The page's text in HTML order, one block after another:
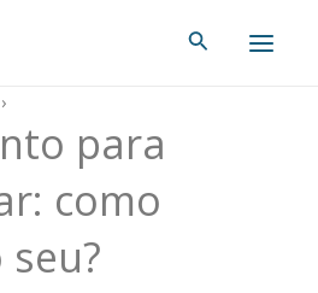
Pesquisar
›
para
como